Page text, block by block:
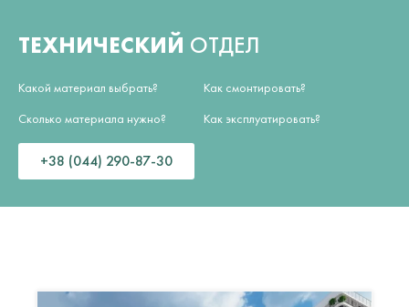
ТЕХНИЧЕСКИЙ ОТДЕЛ
Какой материал выбрать?
Сколько материала нужно?
Как смонтировать?
Как эксплуатировать?
+38 (044) 290-87-30